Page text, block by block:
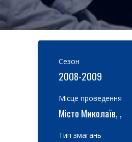
Cезон
2008-2009
Місце проведення
Місто Миколаїв, ,
Тип змагань